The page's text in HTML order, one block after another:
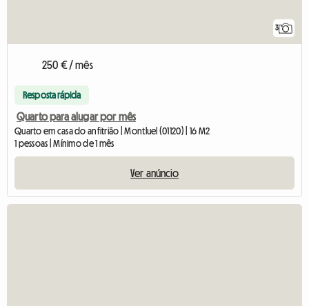
3
250 € / mês
Resposta rápida
Quarto para alugar por mês
Quarto em casa do anfitrião | Montluel (01120) | 16 M2
1 pessoas | Mínimo de 1 mês
Ver anúncio